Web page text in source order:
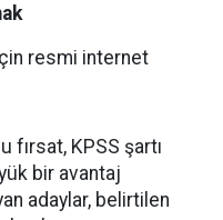
resmi internet
fırsat, KPSS şartı
bir avantaj
adaylar, belirtilen